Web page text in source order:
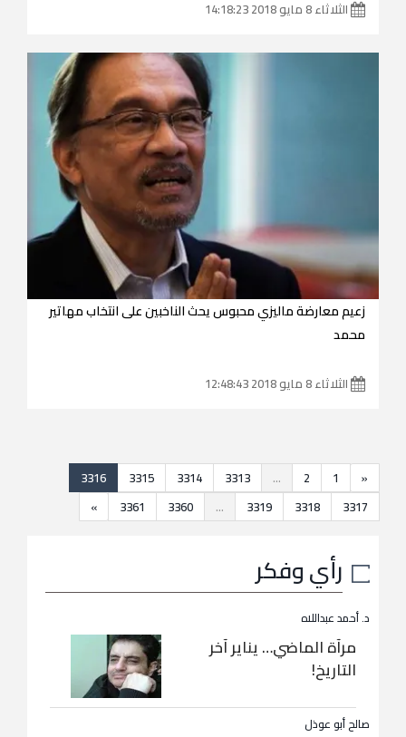
الثلاثاء 8 مايو 2018 14:18:23
زعيم معارضة ماليزي محبوس يحث الناخبين على انتخاب مهاتير
محمد
الثلاثاء 8 مايو 2018 12:48:43
«
1
2
...
3313
3314
3315
3316
3317
3318
3319
...
3360
3361
»
رأي وفكر
د. أحمد عبداللاه
مرآة الماضي… يناير آخر
التاريخ!
صالح أبو عوذل